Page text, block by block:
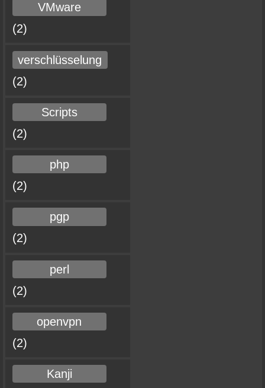
VMware
(2)
verschlüsselung
(2)
Scripts
(2)
php
(2)
pgp
(2)
perl
(2)
openvpn
(2)
Kanji